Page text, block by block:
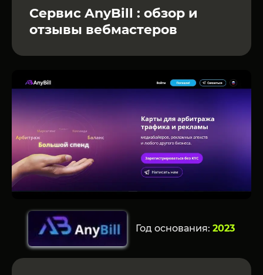
Сервис AnyBill : обзор и
отзывы вебмастеров
Год основания: 2023